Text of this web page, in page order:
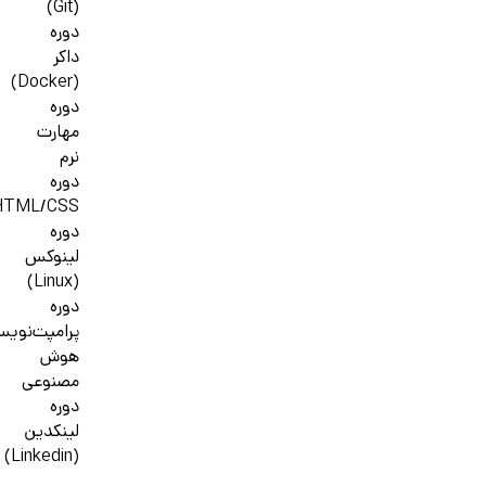
(Git)
دوره
داکر
(Docker)
دوره
مهارت
نرم
دوره
CSS
دوره
لینوکس
(Linux)
دوره
هوش
مصنوعی
دوره
لینکدین
(Linkedin)